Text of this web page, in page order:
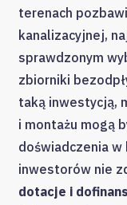
terenach
kanalizacyjnej,
sprawdzonym
zbiorniki
taką inwestycją,
i montażu mogą
doświadczenia w
inwestorów nie
dotacje i